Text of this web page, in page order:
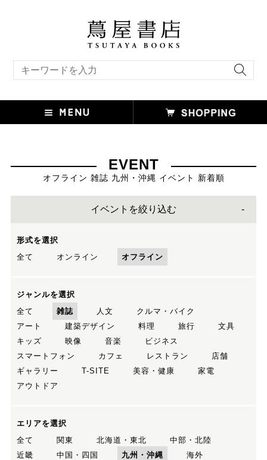
EVENT
オフライン 雑誌 九州・沖縄 イベント 新着順
イベントを絞り込む
形式を選択
全て
オンライン オフライン
ジャンルを選択
全て
雑誌 人文
クルマ・バイク
アート
建築デザイン 料理 旅行
文具
キッズ
映像 音楽
ビジネス
スマートフォン
カフェ レストラン
店舗
ギャラリー
T-SITE 美容・健康
家電
アウトドア
エリアを選択
全て
関東 北海道・東北
中部・北陸
近畿
中国・四国 九州・沖縄 海外